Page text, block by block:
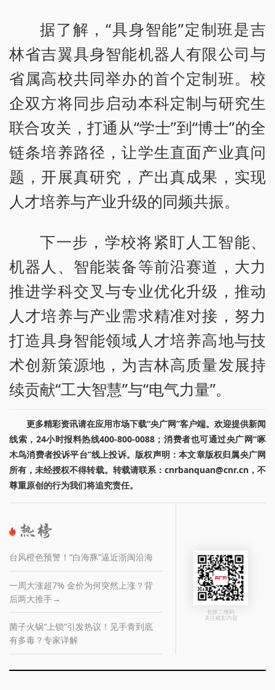
据了解，“具身智能”定制班是吉
林省吉翼具身智能机器人有限公司与
省属高校共同举办的首个定制班。校
企双方将同步启动本科定制与研究生
联合攻关，打通从“学士”到“博士”的全
链条培养路径，让学生直面产业真问
题，开展真研究，产出真成果，实现
人才培养与产业升级的同频共振。
下一步，学校将紧盯人工智能、
机器人、智能装备等前沿赛道，大力
推进学科交叉与专业优化升级，推动
人才培养与产业需求精准对接，努力
打造具身智能领域人才培养高地与技
术创新策源地，为吉林高质量发展持
续贡献“工大智慧”与“电气力量”。
更多精彩资讯请在应用市场下载“央广网”客户端。欢迎提供新闻
线索，24小时报料热线400-800-0088；消费者也可通过央广网“啄
木鸟消费者投诉平台”线上投诉。版权声明：本文章版权归属央广网
所有，未经授权不得转载。转载请联系：cnrbanquan@cnr.cn，不
尊重原创的行为我们将追究责任。
台风橙色预警！“白海豚”逼近浙闽沿海
一周大涨超7% 金价为何突然上涨？背
后两大推手→
菌子火锅“上锁”引发热议！见手青到底
有多毒？专家详解
长按二维码
关注精彩内容